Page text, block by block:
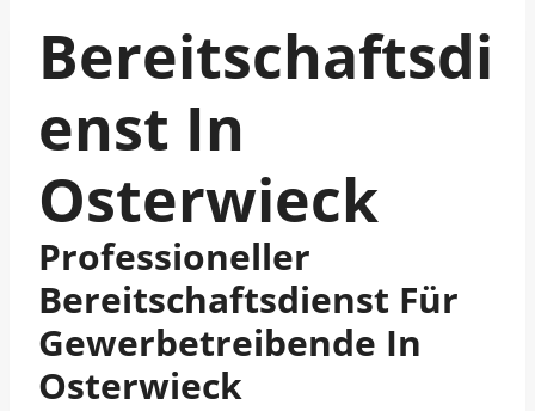
Bereitschaftsdi
Enst In
Osterwieck
Professioneller
Bereitschaftsdienst Für
Gewerbetreibende In
Osterwieck